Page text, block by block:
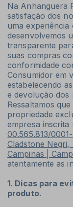
Na Anhanguera
satisfação dos
uma experiência
desenvolvemos
transparente
suas compras
conformidade
Consumidor em
estabelecendo
e devolução dos
Ressaltamos
propriedade
empresa inscrita
00.565.813/
Cladstone
Campinas |
atentamente as
1. Dicas para
produto.